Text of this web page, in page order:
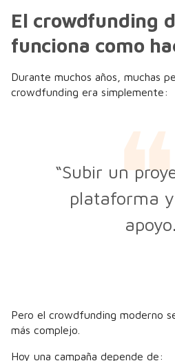
El crowdfunding
funciona como
Durante muchos años, muchas
crowdfunding era simplemente:
“Subir un
plataforma
Pero el crowdfunding moderno
más complejo.
Hoy una campaña depende de: